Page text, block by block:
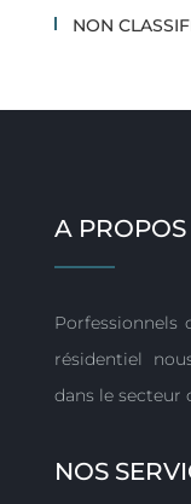
NON
A PROPOS
résidentiel
dans le secteur
NOS